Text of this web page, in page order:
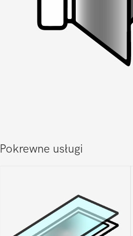
Pokrewne usługi